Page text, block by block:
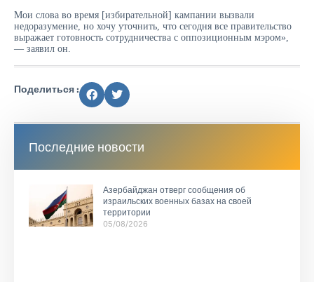
Мои слова во время [избирательной] кампании вызвали
недоразумение, но хочу уточнить, что сегодня все правительство
выражает готовность сотрудничества с оппозиционным мэром»,
— заявил он.
Поделиться :
Последние новости
Азербайджан отверг сообщения об
израильских военных базах на своей
территории
05/08/2026